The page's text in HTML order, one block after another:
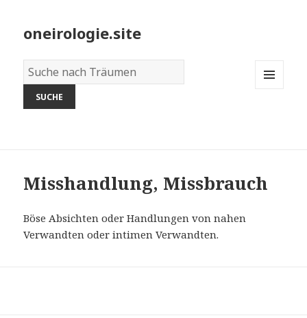
oneirologie.site
Wörterbuch
der
Träume:
Misshandlung, Missbrauch
Böse Absichten oder Handlungen von nahen
Verwandten oder intimen Verwandten.